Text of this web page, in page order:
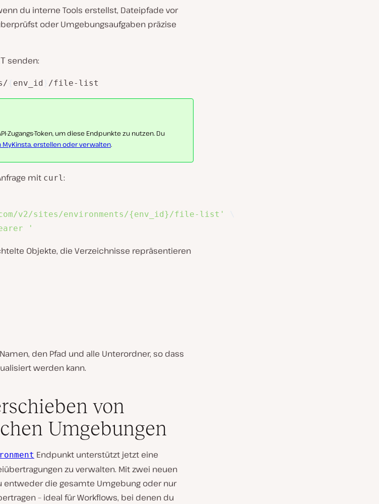
du interne Tools erstellst, Dateipfade vor
oder Umgebungsaufgaben präzise
senden:
env_id /file-list
Zugangs-Token, um diese Endpunkte zu nutzen. Du
MyKinsta. erstellen oder verwalten.
mit curl:
v2/sites/environments/{env_id}/file-list'
'
Objekte, die Verzeichnisse repräsentieren
den Pfad und alle Unterordner, so dass
werden kann.
von
Umgebungen
Endpunkt unterstützt jetzt eine
zu verwalten. Mit zwei neuen
entweder die gesamte Umgebung oder nur
– ideal für Workflows, bei denen du